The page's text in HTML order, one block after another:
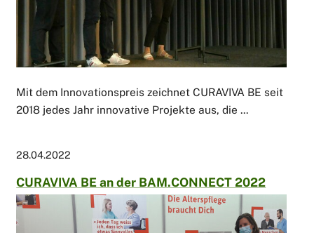
Mit dem Innovationspreis zeichnet CURAVIVA BE seit
2018 jedes Jahr innovative Projekte aus, die ...
28.04.2022
CURAVIVA BE an der BAM.CONNECT 2022